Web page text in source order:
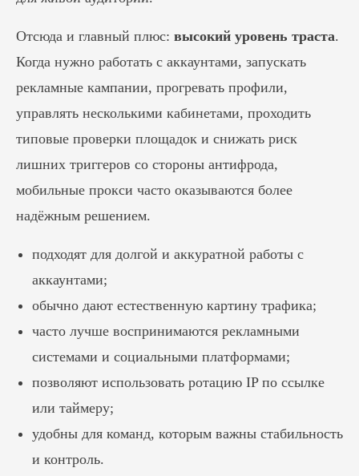
Отсюда и главный плюс: высокий уровень траста.
Когда нужно работать с аккаунтами, запускать
рекламные кампании, прогревать профили,
управлять несколькими кабинетами, проходить
типовые проверки площадок и снижать риск
лишних триггеров со стороны антифрода,
мобильные прокси часто оказываются более
надёжным решением.
подходят для долгой и аккуратной работы с
аккаунтами;
обычно дают естественную картину трафика;
часто лучше воспринимаются рекламными
системами и социальными платформами;
позволяют использовать ротацию IP по ссылке
или таймеру;
удобны для команд, которым важны стабильность
и контроль.